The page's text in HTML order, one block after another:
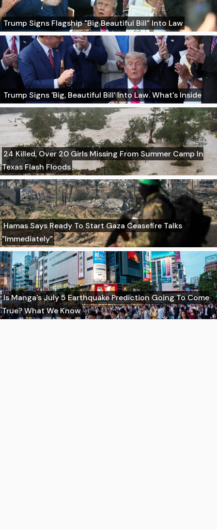
Trump Signs Flagship "Big Beautiful Bill" Into Law
Trump Signs 'Big, Beautiful Bill' Into Law. What's Inside
24 Killed, Over 20 Girls Missing From Summer Camp In
Texas Flash Floods
Hamas Says Ready To Start Gaza Ceasefire Talks
"Immediately"
Is Manga's July 5 Earthquake Prediction Going To Come
True? What We Know